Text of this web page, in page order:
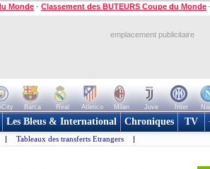
Monde - Classement des BUTEURS Coupe du Monde -
emplacement publicitaire
Barca Real Atletico Milan Juve Inter
Les Bleus & International Chroniques TV
| Tableaux des transferts Etrangers |